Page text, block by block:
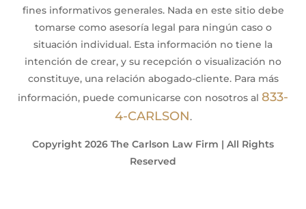
fines informativos generales. Nada en este sitio debe
tomarse como asesoría legal para ningún caso o
situación individual. Esta información no tiene la
intención de crear, y su recepción o visualización no
constituye, una relación abogado-cliente. Para más
información, puede comunicarse con nosotros al 833-
4-CARLSON.
Copyright 2026 The Carlson Law Firm | All Rights
Reserved